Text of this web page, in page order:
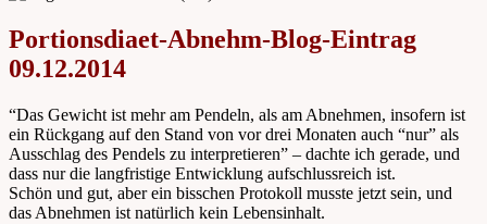
Portionsdiaet-Abnehm-Blog-Eintrag
09.12.2014
“Das Gewicht ist mehr am Pendeln, als am Abnehmen, insofern ist
ein Rückgang auf den Stand von vor drei Monaten auch “nur” als
Ausschlag des Pendels zu interpretieren” – dachte ich gerade, und
dass nur die langfristige Entwicklung aufschlussreich ist.
Schön und gut, aber ein bisschen Protokoll musste jetzt sein, und
das Abnehmen ist natürlich kein Lebensinhalt.